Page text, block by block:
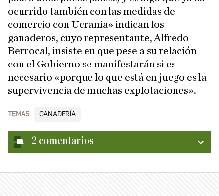
ocurrido también con las medidas de
comercio con Ucrania» indican los
ganaderos, cuyo representante, Alfredo
Berrocal, insiste en que pese a su relación
con el Gobierno se manifestarán si es
necesario «porque lo que está en juego es la
supervivencia de muchas explotaciones».
TEMAS GANADERÍA
2 comentarios